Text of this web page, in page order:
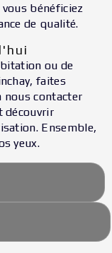
vous bénéficiez
de qualité.
ou de
faites
nous contacter
découvrir
Ensemble,
yeux.